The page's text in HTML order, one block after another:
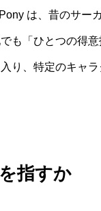
は、昔のサー
も「ひとつの得
り、特定のキャ
指すか